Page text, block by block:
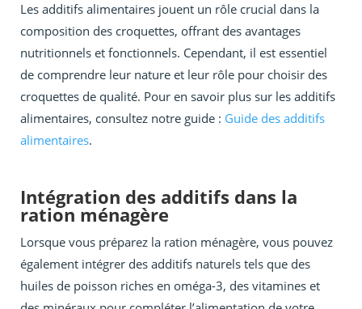
Les additifs alimentaires jouent un rôle crucial dans la
composition des croquettes, offrant des avantages
nutritionnels et fonctionnels. Cependant, il est essentiel
de comprendre leur nature et leur rôle pour choisir des
croquettes de qualité. Pour en savoir plus sur les additifs
alimentaires, consultez notre guide : Guide des additifs
alimentaires.
Intégration des additifs dans la
ration ménagère
Lorsque vous préparez la ration ménagère, vous pouvez
également intégrer des additifs naturels tels que des
huiles de poisson riches en oméga-3, des vitamines et